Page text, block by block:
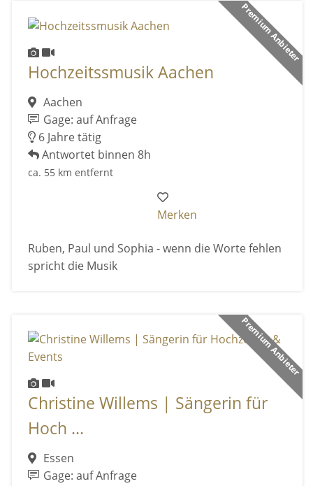
Premium Anbieter
Hochzeitssmusik Aachen
Aachen
Gage: auf Anfrage
6 Jahre tätig
Antwortet binnen 8h
ca. 55 km entfernt
Merken
Ruben, Paul und Sophia - wenn die Worte fehlen
spricht die Musik
Premium Anbieter
Christine Willems | Sängerin für
Hoch ...
Essen
Gage: auf Anfrage